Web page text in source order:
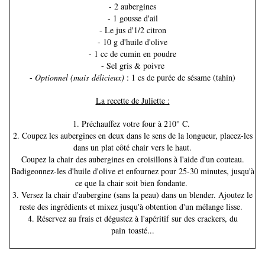
- 2 aubergines
- 1 gousse d'ail
- Le jus d'1/2 citron
- 10 g d'huile d'olive
- 1 cc de cumin en poudre
- Sel gris & poivre
- Optionnel (mais délicieux) : 1 cs de purée de sésame (tahin)
La recette de Juliette :
1. Préchauffez votre four à 210° C.
2. Coupez les aubergines en deux dans le sens de la longueur, placez-les
dans un plat côté chair vers le haut.
Coupez la chair des aubergines en croisillons à l'aide d'un couteau.
Badigeonnez-les d'huile d'olive et enfournez pour 25-30 minutes, jusqu'à
ce que la chair soit bien fondante.
3. Versez la chair d'aubergine (sans la peau) dans un blender. Ajoutez le
reste des ingrédients et mixez jusqu'à obtention d'un mélange lisse.
4. Réservez au frais et dégustez à l'apéritif sur des crackers, du
pain toasté...